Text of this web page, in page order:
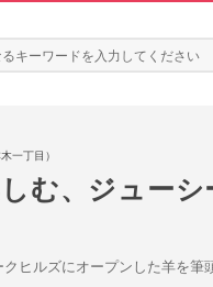
一丁目）
む、ジュー
ヒルズにオープンした羊を筆